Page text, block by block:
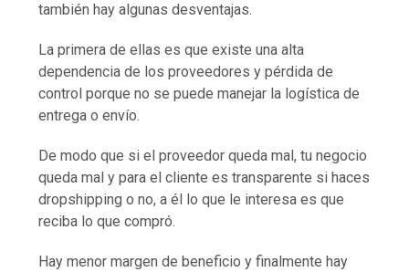
también hay algunas desventajas.
La primera de ellas es que existe una alta
dependencia de los proveedores y pérdida de
control porque no se puede manejar la logística de
entrega o envío.
De modo que si el proveedor queda mal, tu negocio
queda mal y para el cliente es transparente si haces
dropshipping o no, a él lo que le interesa es que
reciba lo que compró.
Hay menor margen de beneficio y finalmente hay